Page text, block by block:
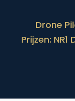
Drone
Prijzen: